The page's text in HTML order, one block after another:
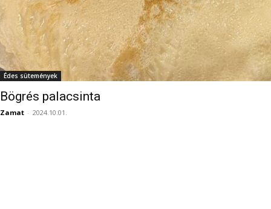
Édes sütemények
Bögrés palacsinta
Zamat - 2024.10.01.